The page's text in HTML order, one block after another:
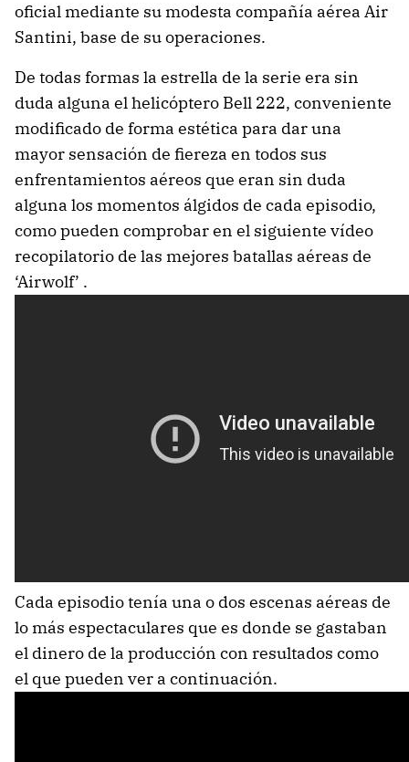
oficial mediante su modesta compañía aérea Air
Santini, base de su operaciones.
De todas formas la estrella de la serie era sin
duda alguna el helicóptero Bell 222, conveniente
modificado de forma estética para dar una
mayor sensación de fiereza en todos sus
enfrentamientos aéreos que eran sin duda
alguna los momentos álgidos de cada episodio,
como pueden comprobar en el siguiente vídeo
recopilatorio de las mejores batallas aéreas de
‘Airwolf’ .
Cada episodio tenía una o dos escenas aéreas de
lo más espectaculares que es donde se gastaban
el dinero de la producción con resultados como
el que pueden ver a continuación.